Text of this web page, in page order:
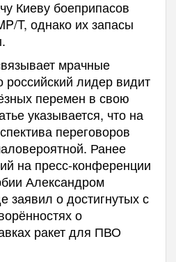
Киеву боеприпасов
T, однако их запасы
мрачные
российский лидер видит
перемен в свою
указывается, что на
переговоров
Ранее
на пресс-конференции
Александром
заявил о достигнутых с
о
ракет для ПВО